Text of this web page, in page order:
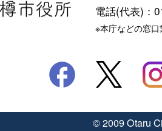
電話(代表)：
※本庁などの窓口
© 2009 Otaru